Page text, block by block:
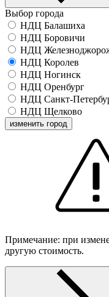
Выбор города
НДЦ Балашиха
НДЦ Боровичи
НДЦ
НДЦ Королев
НДЦ Ногинск
НДЦ Оренбург
НДЦ Санкт-
НДЦ Щелково
изменить город
Примечание: при
другую стоимость.